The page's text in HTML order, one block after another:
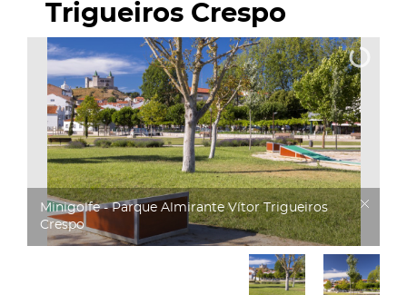
Trigueiros Crespo
Minigolfe - Parque Almirante Vítor Trigueiros
Crespo